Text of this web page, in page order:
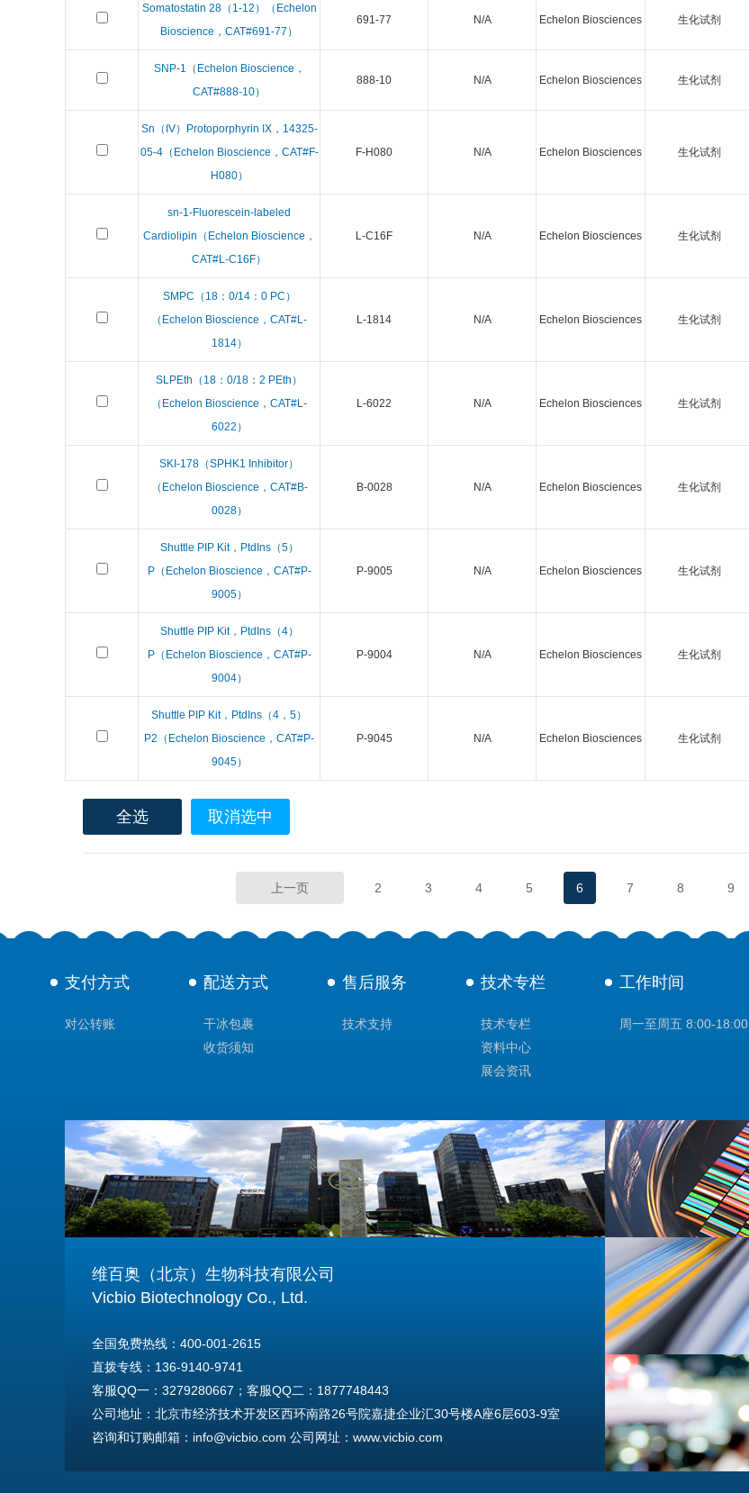
Somatostatin 28（1-12）（Echelon
Bioscience，CAT#691-77）
691-77 N/A Echelon Biosciences 生化试剂
SNP-1（Echelon Bioscience，
CAT#888-10）
888-10 N/A Echelon Biosciences 生化试剂
Sn（IV）Protoporphyrin IX，14325-
05-4（Echelon Bioscience，CAT#F-
H080）
F-H080 N/A Echelon Biosciences 生化试剂
sn-1-Fluorescein-labeled
Cardiolipin（Echelon Bioscience，
CAT#L-C16F）
L-C16F N/A Echelon Biosciences 生化试剂
SMPC（18：0/14：0 PC）
（Echelon Bioscience，CAT#L-
1814）
L-1814 N/A Echelon Biosciences 生化试剂
SLPEth（18：0/18：2 PEth）
（Echelon Bioscience，CAT#L-
6022）
L-6022 N/A Echelon Biosciences 生化试剂
SKI-178（SPHK1 Inhibitor）
（Echelon Bioscience，CAT#B-
0028）
B-0028 N/A Echelon Biosciences 生化试剂
Shuttle PIP Kit，PtdIns（5）
P（Echelon Bioscience，CAT#P-
9005）
P-9005 N/A Echelon Biosciences 生化试剂
Shuttle PIP Kit，PtdIns（4）
P（Echelon Bioscience，CAT#P-
9004）
P-9004 N/A Echelon Biosciences 生化试剂
Shuttle PIP Kit，PtdIns（4，5）
P2（Echelon Bioscience，CAT#P-
9045）
P-9045 N/A Echelon Biosciences 生化试剂
全选 取消选中
上一页 2 3 4 5 6 7 8 9
支付方式
对公转账
配送方式
干冰包裹
收货须知
售后服务
技术支持
技术专栏
技术专栏
资料中心
展会资讯
工作时间
周一至周五 8:00-18:00
维百奥（北京）生物科技有限公司
Vicbio Biotechnology Co., Ltd.
全国免费热线：400-001-2615
直拨专线：136-9140-9741
客服QQ一：3279280667；客服QQ二：1877748443
公司地址：北京市经济技术开发区西环南路26号院嘉捷企业汇30号楼A座6层603-9室
咨询和订购邮箱：info@vicbio.com 公司网址：www.vicbio.com